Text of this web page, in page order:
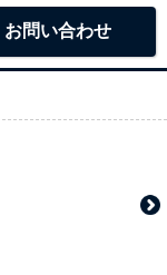
お問い合わせ